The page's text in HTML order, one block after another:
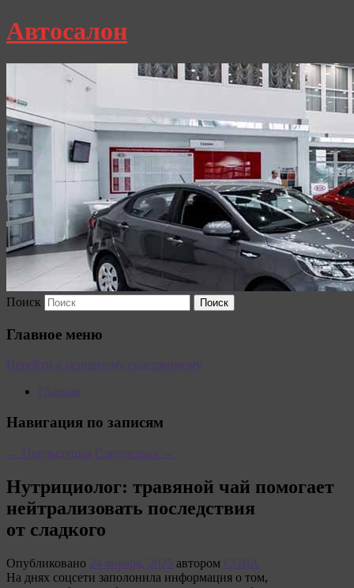
Автосалон
Поиск
Главное меню
Перейти к основному содержимому
Главная
Навигация по записям
← Предыдущая Следующая →
Нутрициолог: травяной чай помогает
нейтрализовать последствия
от сладкого
Опубликовано 24 января, 2025 автором СОВА
На днях соцсети заполонила информация о том,